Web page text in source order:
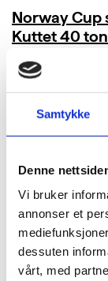
Samtykke
Denne
Vi bruker
annonser et
dessuten
vårt, med
Norway
Kuttet 40
LES MER